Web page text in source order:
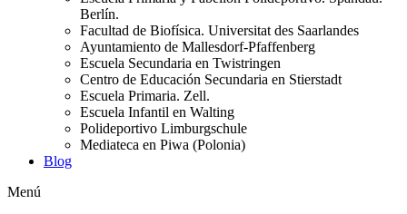
Berlín.
Facultad de Biofísica. Universitat des Saarlandes
Ayuntamiento de Mallesdorf-Pfaffenberg
Escuela Secundaria en Twistringen
Centro de Educación Secundaria en Stierstadt
Escuela Primaria. Zell.
Escuela Infantil en Walting
Polideportivo Limburgschule
Mediateca en Piwa (Polonia)
Blog
Menú